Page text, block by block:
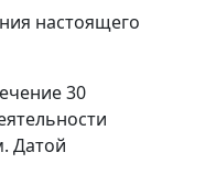
настоящего
30
Датой